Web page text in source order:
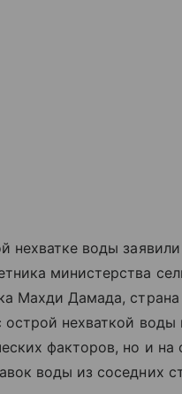
нехватке воды
министерства
Махди Дамада, страна
острой нехваткой воды
факторов, но и на
воды из соседних